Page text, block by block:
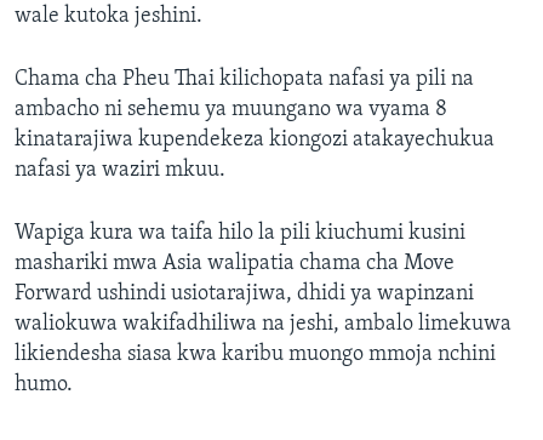
wale kutoka jeshini.
Chama cha Pheu Thai kilichopata nafasi ya pili na
ambacho ni sehemu ya muungano wa vyama 8
kinatarajiwa kupendekeza kiongozi atakayechukua
nafasi ya waziri mkuu.
Wapiga kura wa taifa hilo la pili kiuchumi kusini
mashariki mwa Asia walipatia chama cha Move
Forward ushindi usiotarajiwa, dhidi ya wapinzani
waliokuwa wakifadhiliwa na jeshi, ambalo limekuwa
likiendesha siasa kwa karibu muongo mmoja nchini
humo.